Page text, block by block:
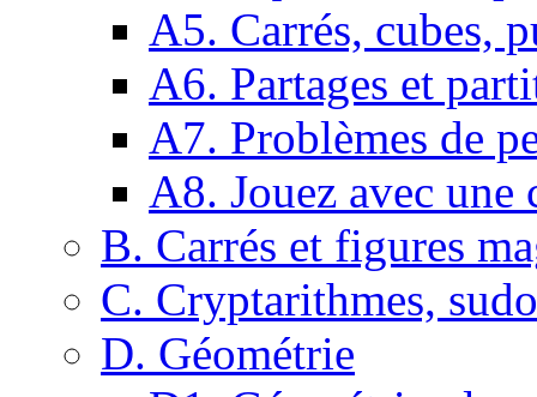
A5. Carrés, cubes,
A6. Partages et
A7. Problèmes de
A8. Jouez avec une
B. Carrés et figures
C. Cryptarithmes,
D. Géométrie